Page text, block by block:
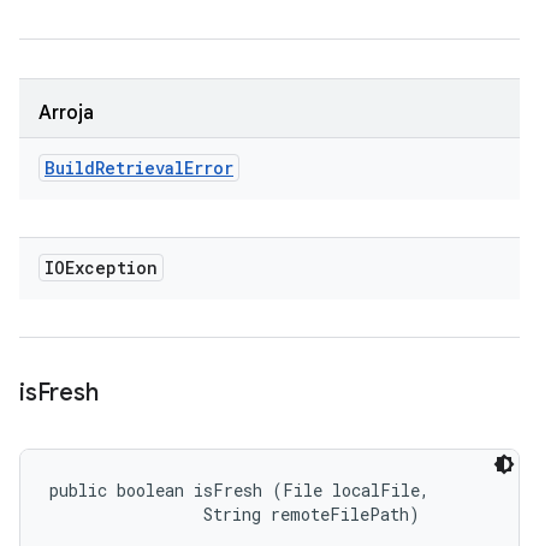
Arroja
BuildRetrievalError
IOException
isFresh
public boolean isFresh (File localFile,
                String remoteFilePath)